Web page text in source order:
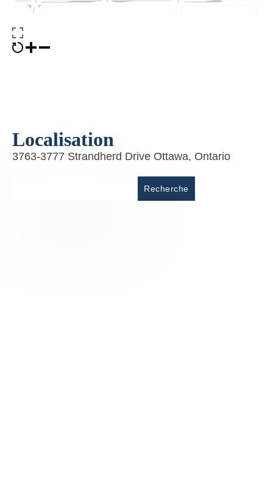
Localisation
3763-3777 Strandherd Drive Ottawa, Ontario
Recherche